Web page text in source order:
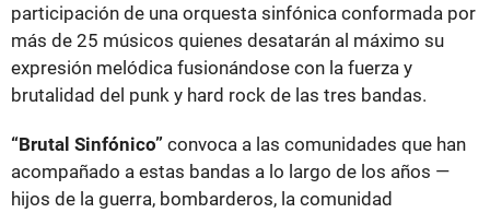
participación de una orquesta sinfónica conformada por
más de 25 músicos quienes desatarán al máximo su
expresión melódica fusionándose con la fuerza y
brutalidad del punk y hard rock de las tres bandas.
“Brutal Sinfónico” convoca a las comunidades que han
acompañado a estas bandas a lo largo de los años —
hijos de la guerra, bombarderos, la comunidad